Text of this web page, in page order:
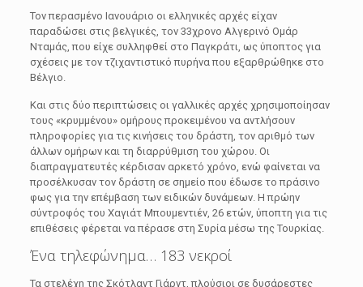
Τον περασμένο Ιανουάριο οι ελληνικές αρχές είχαν
παραδώσει στις βελγικές, τον 33χρονο Αλγερινό Ομάρ
Νταμάς, που είχε συλληφθεί στο Παγκράτι, ως ύποπτος για
σχέσεις με τον τζιχαντιστικό πυρήνα που εξαρθρώθηκε στο
Βέλγιο.
Και στις δύο περιπτώσεις οι γαλλικές αρχές χρησιμοποίησαν
τους «κρυμμένου» ομήρους προκειμένου να αντλήσουν
πληροφορίες για τις κινήσεις του δράστη, τον αριθμό των
άλλων ομήρων και τη διαρρύθμιση του χώρου. Οι
διαπραγματευτές κέρδισαν αρκετό χρόνο, ενώ φαίνεται να
προσέλκυσαν τον δράστη σε σημείο που έδωσε το πράσινο
φως για την επέμβαση των ειδικών δυνάμεων. Η πρώην
σύντροφός του Χαγιάτ Μπουμεντιέν, 26 ετών, ύποπτη για τις
επιθέσεις φέρεται να πέρασε στη Συρία μέσω της Τουρκίας.
Ένα τηλεφώνημα… 183 νεκροί
Τα στελέχη της Σκότλαντ Γιάρντ, πλούσιοι σε δυσάρεστες